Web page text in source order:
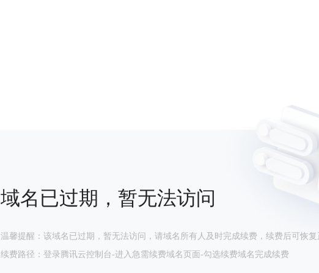
域名已过期，暂无法访问
温馨提醒：该域名已过期，暂无法访问，请域名所有人及时完成续费，续费后可恢复
续费路径：登录腾讯云控制台-进入急需续费域名页面-勾选续费域名完成续费